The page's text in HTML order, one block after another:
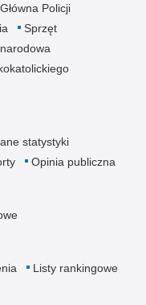
Policji
Sprzęt
statystyki
Opinia publiczna
Listy rankingowe